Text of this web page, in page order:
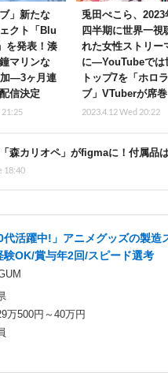
」新たな
クト「Blu
を発表！湊
マリンな
加―3ヶ月連
信決定
21:25
兎田ぺこら、2023
四半期に世界一視
れた女性ストリー
に―YouTubeでは
トップ7を「ホロ
ブ」VTuberが席巻
2023.4.12 Wed 20:22
森カリオペ」がfigmaに！付属品
18:40
代活躍中!」アニメグッズの製造
験OK/賞与年2回/スピード選考
万500円～40万円